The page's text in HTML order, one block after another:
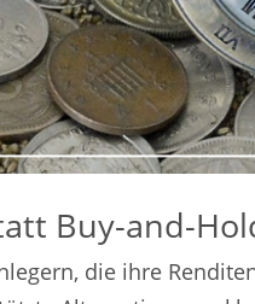
Buy-and-
die ihre